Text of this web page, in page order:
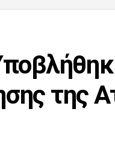
της